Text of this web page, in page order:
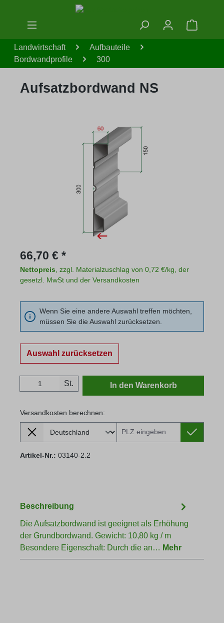
Zum Hauptinhalt springen
Landwirtschaft
Aufbauteile
Bordwandprofile
300
Aufsatzbordwand NS
Bildergalerie überspringen
Regulärer Preis:
66,70 € *
Nettopreis , zzgl. Materialzuschlag von 0,72 €/kg, der
gesetzl. MwSt und der Versandkosten
Wenn Sie eine andere Auswahl treffen möchten,
müssen Sie die Auswahl zurücksetzen.
Auswahl zurücksetzen
Produkt Anzahl: Gib den gewünschten
St. In den Warenkorb
Versandkosten berechnen:
Lieferland
Versandkosten berechnen:
Artikel-Nr.: 03140-2.2
Beschreibung
Die Aufsatzbordwand ist geeignet als Erhöhung
der Grundbordwand. Gewicht: 10,80 kg / m
Besondere Eigenschaft: Durch die an… Mehr